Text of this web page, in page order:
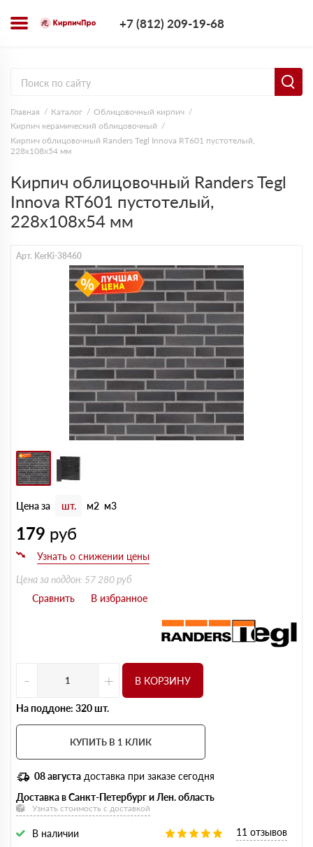
+7 (812) 209-19-68
Главная Каталог
Облицовочный кирпич
Кирпич керамический облицовочный
Кирпич облицовочный Randers Tegl Innova RT601 пустотелый,
228х108х54 мм
Кирпич облицовочный Randers Tegl
Innova RT601 пустотелый,
228х108х54 мм
Арт. KerKi-38460
Цена за шт. м2 м3
179 руб
Цена за поддон: 57 280 руб
- + В КОРЗИНУ
На поддоне: 320 шт.
КУПИТЬ В 1 КЛИК
08 августа доставка при заказе сегодня
Доставка в Санкт-Петербург и Лен. область
Узнать стоимость с доставкой
В наличии 11 отзывов